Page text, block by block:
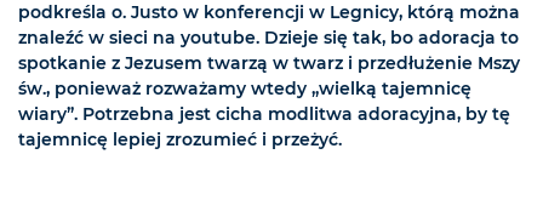
podkreśla o. Justo w konferencji w Legnicy, którą można
znaleźć w sieci na youtube. Dzieje się tak, bo adoracja to
spotkanie z Jezusem twarzą w twarz i przedłużenie Mszy
św., ponieważ rozważamy wtedy „wielką tajemnicę
wiary”. Potrzebna jest cicha modlitwa adoracyjna, by tę
tajemnicę lepiej zrozumieć i przeżyć.